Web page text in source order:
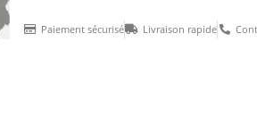
Paiement sécurisé Livraison rapide